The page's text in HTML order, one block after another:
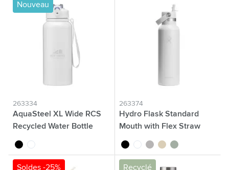
Nouveau
263334
AquaSteel XL Wide RCS
Recycled Water Bottle
noir blanc
263374
Hydro Flask Standard
Mouth with Flex Straw
noir blancgris beigevert/gris
Soldes -25% Recyclé